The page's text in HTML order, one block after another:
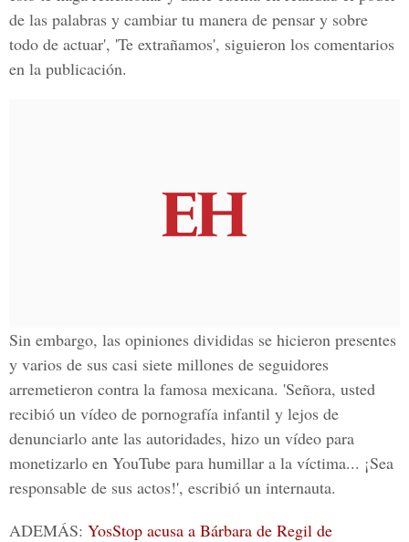
de las palabras y cambiar tu manera de pensar y sobre
todo de actuar', 'Te extrañamos', siguieron los comentarios
en la publicación.
Sin embargo, las opiniones divididas se hicieron presentes
y varios de sus casi siete millones de seguidores
arremetieron contra la famosa mexicana. 'Señora, usted
recibió un vídeo de pornografía infantil y lejos de
denunciarlo ante las autoridades, hizo un vídeo para
monetizarlo en YouTube para humillar a la víctima... ¡Sea
responsable de sus actos!', escribió un internauta.
ADEMÁS: YosStop acusa a Bárbara de Regil de